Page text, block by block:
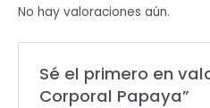
No hay valoraciones aún.
Sé el primero en
Corporal Papaya”